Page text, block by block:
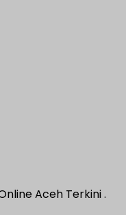
Aceh Terkini .